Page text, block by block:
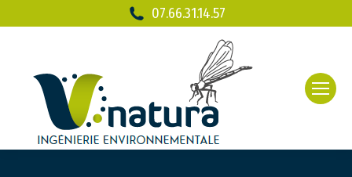
07.66.31.14.57